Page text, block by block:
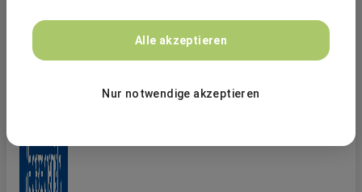
Traineeprogram START IN Finance &
BASF
Alle akzeptieren
Nur notwendige akzeptieren